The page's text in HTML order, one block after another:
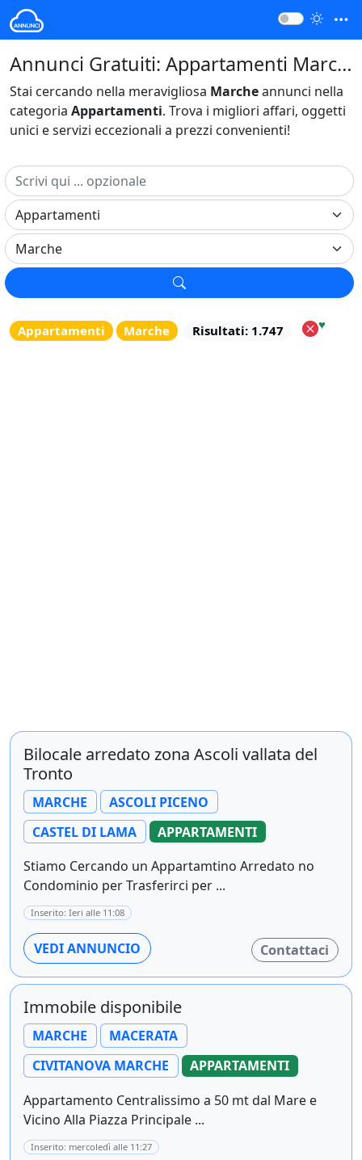
Annunci Gratuiti: Appartamenti Marche Italia
Stai cercando nella meravigliosa Marcheannunci nella
categoria Appartamenti. Trova i migliori affari, oggetti
unici e servizi eccezionali a prezzi convenienti!
Appartamenti Marche Risultati: 1.747 ♥
Bilocale arredato zona Ascoli vallata del
Tronto
MARCHE
ASCOLI PICENO
CASTEL DI LAMA
APPARTAMENTI
Stiamo Cercando un Appartamtino Arredato no
Condominio per Trasferirci per ...
Inserito: Ieri alle 11:08
VEDI ANNUNCIO Contattaci
Immobile disponibile
MARCHE
MACERATA
CIVITANOVA MARCHE
APPARTAMENTI
Appartamento Centralissimo a 50 mt dal Mare e
Vicino Alla Piazza Principale ...
Inserito: mercoledì alle 11:27